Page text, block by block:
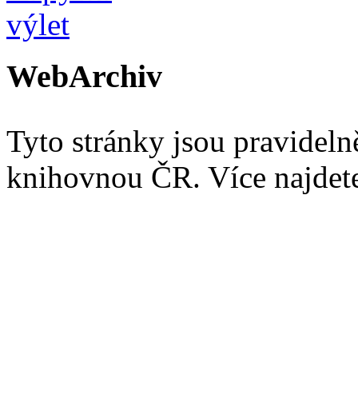
WebArchiv
Tyto stránky jsou
knihovnou ČR. Více